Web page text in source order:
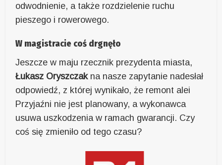
odwodnienie, a także rozdzielenie ruchu
pieszego i rowerowego.
W magistracie coś drgnęło
Jeszcze w maju rzecznik prezydenta miasta,
Łukasz Oryszczakna nasze zapytanie nadesłał
odpowiedź, z której wynikało, że remont alei
Przyjaźni nie jest planowany, a wykonawca
usuwa uszkodzenia w ramach gwarancji. Czy
coś się zmieniło od tego czasu?